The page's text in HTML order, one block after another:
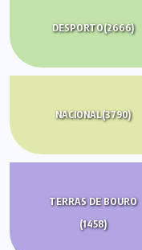
DESPORTO(2666)
NACIONAL(3790)
TERRAS DE BOURO
(1458)